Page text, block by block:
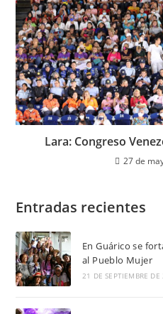
Lara: Congreso
27 de
Entradas recientes
En Guárico se
al Pueblo Mujer
21 DE SEPTIEMBRE